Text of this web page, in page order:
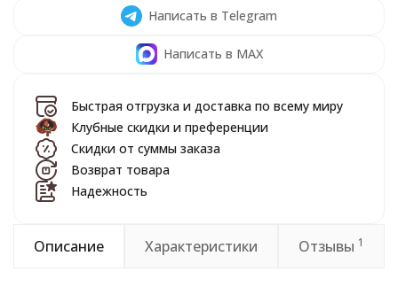
Написать в Telegram
Написать в MAX
Быстрая отгрузка и доставка по всему миру
Клубные скидки и преференции
Скидки от суммы заказа
Возврат товара
Надежность
Описание Характеристики Отзывы 1